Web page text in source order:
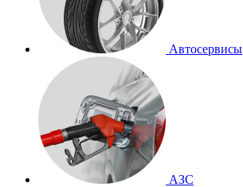
Автосервисы
АЗС